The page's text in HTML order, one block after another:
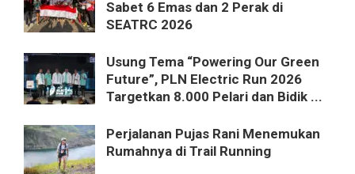
Sabet 6 Emas dan 2 Perak di
SEATRC 2026
Usung Tema “Powering Our Green
Future”, PLN Electric Run 2026
Targetkan 8.000 Pelari dan Bidik ...
Perjalanan Pujas Rani Menemukan
Rumahnya di Trail Running